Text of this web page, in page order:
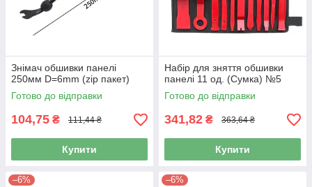
Знімач обшивки панелі
250мм D=6mm (zip пакет)
Готово до відправки
104,75 ₴ 111,44 ₴
Купити
Набір для зняття обшивки
панелі 11 од. (Сумка) №5
Готово до відправки
341,82 ₴ 363,64 ₴
Купити
–6% –6%